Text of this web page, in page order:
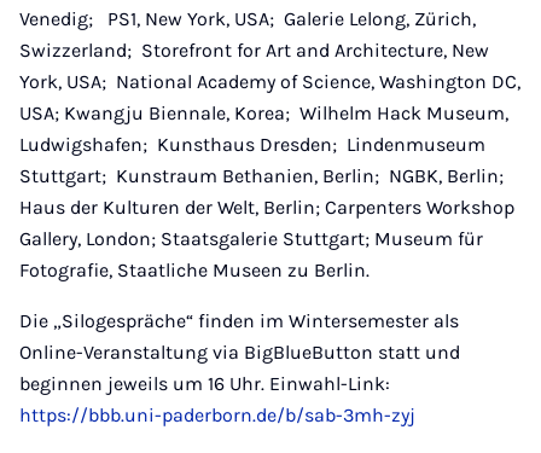
Venedig; PS1, New York, USA; Galerie Lelong, Zürich,
Swizzerland; Storefront for Art and Architecture, New
York, USA; National Academy of Science, Washington DC,
USA; Kwangju Biennale, Korea; Wilhelm Hack Museum,
Ludwigshafen; Kunsthaus Dresden; Lindenmuseum
Stuttgart; Kunstraum Bethanien, Berlin; NGBK, Berlin;
Haus der Kulturen der Welt, Berlin; Carpenters Workshop
Gallery, London; Staatsgalerie Stuttgart; Museum für
Fotografie, Staatliche Museen zu Berlin.
Die „Silogespräche“ finden im Wintersemester als
Online-Veranstaltung via BigBlueButton statt und
beginnen jeweils um 16 Uhr. Einwahl-Link:
https://bbb.uni-paderborn.de/b/sab-3mh-zyj